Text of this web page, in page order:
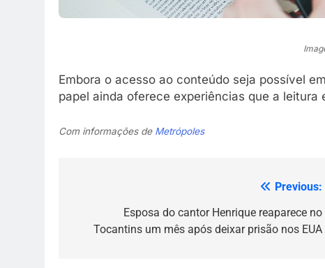
Embora o acesso ao conteúdo seja possível
papel ainda oferece experiências que a
Com informações de Metrópoles
Previous:
Esposa do cantor Henrique reaparece no
Tocantins um mês após deixar prisão nos EUA